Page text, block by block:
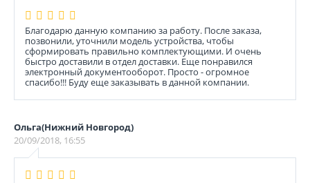
Благодарю данную компанию за работу. После заказа,
позвонили, уточнили модель устройства, чтобы
сформировать правильно комплектующими. И очень
быстро доставили в отдел доставки. Еще понравился
электронный документооборот. Просто - огромное
спасибо!!! Буду еще заказывать в данной компании.
Ольга(Нижний Новгород)
20/09/2018, 16:55